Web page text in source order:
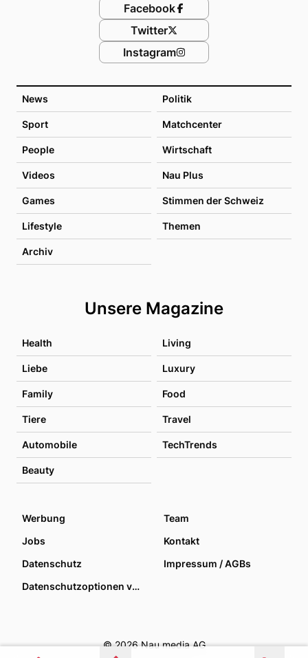
News Politik
Sport Matchcenter
People Wirtschaft
Videos Nau Plus
Games Stimmen der Schweiz
Lifestyle Themen
Archiv
Unsere Magazine
Health Living
Liebe Luxury
Family Food
Tiere Travel
Automobile TechTrends
Beauty
Facebook
Twitter
Instagram
Werbung
Team
Jobs
Kontakt
Datenschutz
Impressum / AGBs
Datenschutzoptionen verwalten
© 2026 Nau media AG